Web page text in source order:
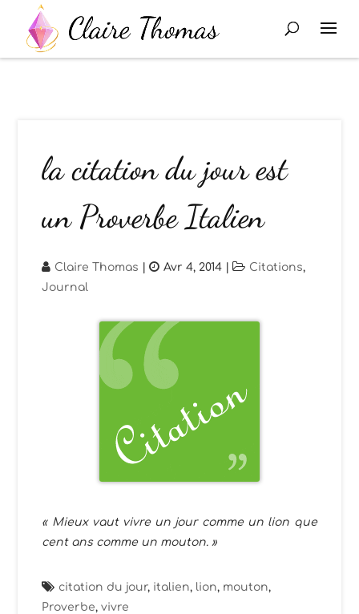
la citation du jour est
un Proverbe Italien
Claire Thomas | Avr 4, 2014 | Citations,
Journal
« Mieux vaut vivre un jour comme un lion que
cent ans comme un mouton. »
citation du jour, italien, lion, mouton,
Proverbe,vivre